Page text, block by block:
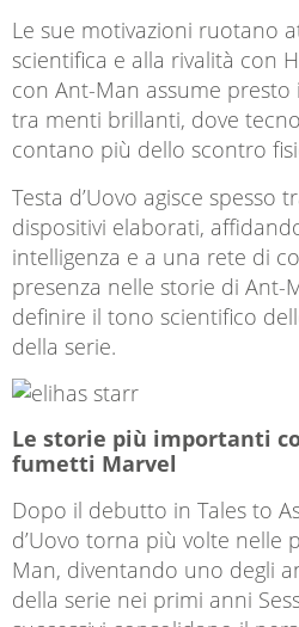
Le sue motivazioni ruotano
scientifica e alla rivalità con
con Ant-Man assume
tra menti brillanti, dove
contano più dello scontro
Testa d’Uovo agisce spesso
dispositivi elaborati,
intelligenza e a una rete di
presenza nelle storie di Ant-
definire il tono scientifico
della serie.
Le storie più importanti
fumetti Marvel
Dopo il debutto in Tales to
d’Uovo torna più volte nelle
Man, diventando uno degli
della serie nei primi anni